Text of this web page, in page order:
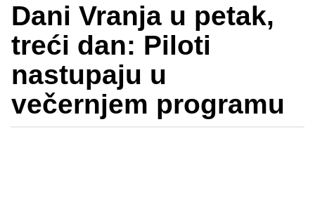
Dani Vranja u petak,
treći dan: Piloti
nastupaju u
večernjem programu